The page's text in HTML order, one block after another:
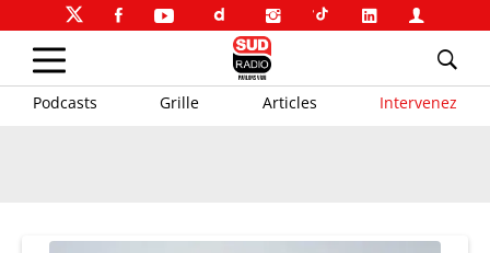
Podcasts Grille Articles Intervenez